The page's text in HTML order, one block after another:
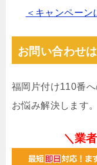
＜キャンペー
お問い合わせ
福岡片付け110番
お悩み解決します
＼業